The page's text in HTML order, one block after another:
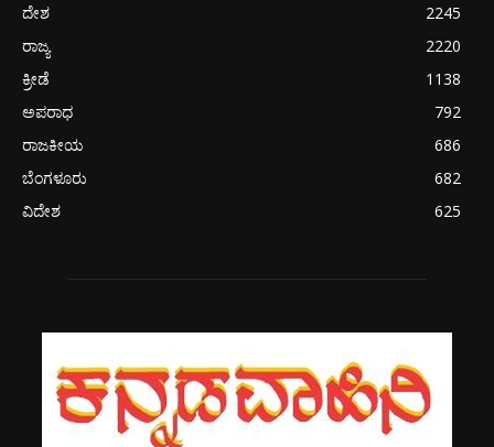
ದೇಶ
2245
ರಾಜ್ಯ
2220
ಕ್ರೀಡೆ
1138
ಅಪರಾಧ
792
ರಾಜಕೀಯ
686
ಬೆಂಗಳೂರು
682
ವಿದೇಶ
625